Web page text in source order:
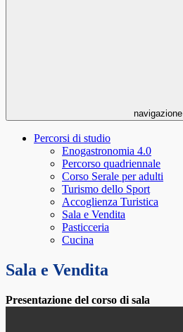
navigazione
Percorsi di studio
Enogastronomia 4.0
Percorso quadriennale
Corso Serale per adulti
Turismo dello Sport
Accoglienza Turistica
Sala e Vendita
Pasticceria
Cucina
Sala e Vendita
Presentazione del corso di sala